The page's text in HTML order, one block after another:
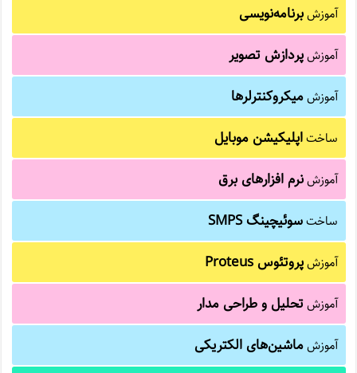
آموزشبرنامه‌نویسی
آموزشپردازش تصویر
آموزشمیکروکنترلرها
ساختاپلیکیشن موبایل
آموزشنرم افزارهای برق
ساختسوئیچینگ SMPS
آموزشپروتئوس Proteus
آموزشتحلیل و طراحی مدار
آموزشماشین‌های الکتریکی